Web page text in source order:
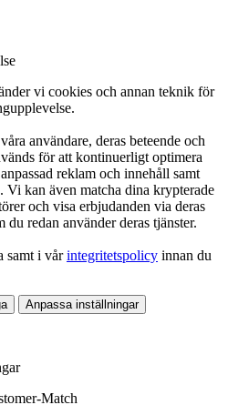
vi cookies och annan teknik för
användare, deras beteende och
för att kontinuerligt optimera
reklam och innehåll samt
Vi kan även matcha dina krypterade
och visa erbjudanden via deras
redan använder deras tjänster.
samt i vårintegritetspolicy innan du
Anpassa inställningar
Match